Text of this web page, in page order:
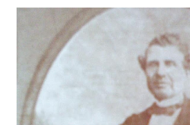
infância pobre, João Vieira não pôde
estudos, e então passou a colocar o
plano para auxiliar na renda
garçon, dono de bar, de armarinho e
panificação. “Ao contrário de muitos,
raízes e procuram obscurecer seu